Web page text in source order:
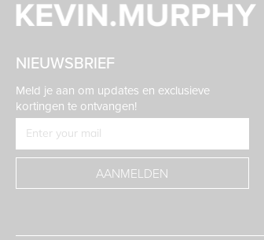
NIEUWSBRIEF
Meld je aan om updates en exclusieve
kortingen te ontvangen!
AANMELDEN